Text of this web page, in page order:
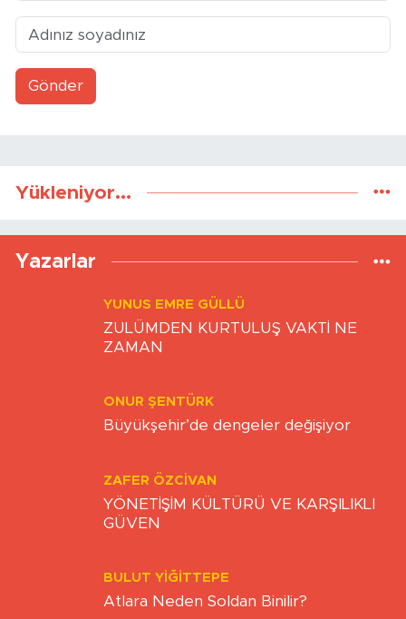
Gönder
Yükleniyor...
Yazarlar
YUNUS EMRE GÜLLÜ
ZULÜMDEN KURTULUŞ VAKTİ NE
ZAMAN
ONUR ŞENTÜRK
Büyükşehir’de dengeler değişiyor
ZAFER ÖZCIVAN
YÖNETİŞİM KÜLTÜRÜ VE KARŞILIKLI
GÜVEN
BULUT YİĞİTTEPE
Atlara Neden Soldan Binilir?